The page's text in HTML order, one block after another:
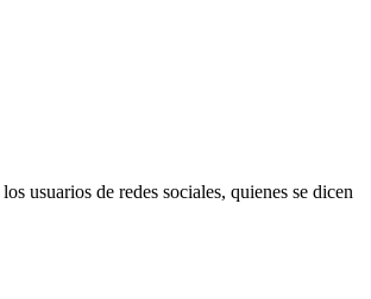
usuarios de redes sociales, quienes se dicen